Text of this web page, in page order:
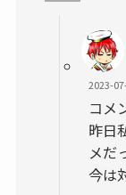
2023-
コメ
昨日
メだ
今は